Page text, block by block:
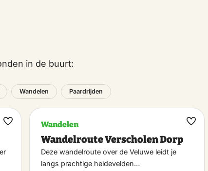
in de buurt:
Wandelen Paardrijden
Maak
Wandelen
Wandelroute Verscholen Dorp
Deze wandelroute over de Veluwe leidt je
langs prachtige heidevelden…
Maak